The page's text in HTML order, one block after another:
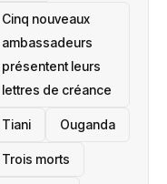
Cinq nouveaux
ambassadeurs
présentent leurs
lettres de créance
Tiani ‎Ouganda
Trois morts